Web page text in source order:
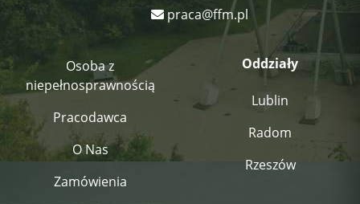
praca@ffm.pl
Osoba z
niepełnosprawnością
Pracodawca
O Nas
Zamówienia
Oddziały
Lublin
Radom
Rzeszów